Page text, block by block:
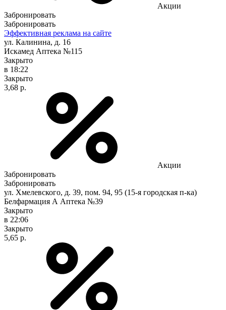
Акции
Забронировать
Забронировать
Эффективная реклама на сайте
ул. Калинина, д. 16
Искамед Аптека №115
Закрыто
в 18:22
Закрыто
3,68 р.
Акции
Забронировать
Забронировать
ул. Хмелевского, д. 39, пом. 94, 95 (15-я городская п-ка)
Белфармация А Аптека №39
Закрыто
в 22:06
Закрыто
5,65 р.